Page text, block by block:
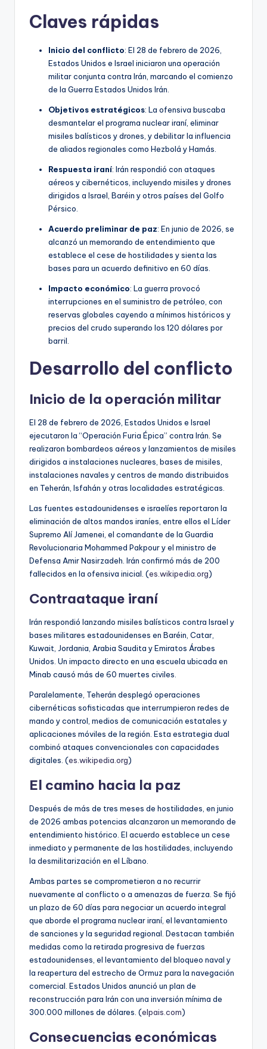
Claves rápidas
Inicio del conflicto: El 28 de febrero de 2026,
Estados Unidos e Israel iniciaron una operación
militar conjunta contra Irán, marcando el comienzo
de la Guerra Estados Unidos Irán.
Objetivos estratégicos: La ofensiva buscaba
desmantelar el programa nuclear iraní, eliminar
misiles balísticos y drones, y debilitar la influencia
de aliados regionales como Hezbolá y Hamás.
Respuesta iraní: Irán respondió con ataques
aéreos y cibernéticos, incluyendo misiles y drones
dirigidos a Israel, Baréin y otros países del Golfo
Pérsico.
Acuerdo preliminar de paz: En junio de 2026, se
alcanzó un memorando de entendimiento que
establece el cese de hostilidades y sienta las
bases para un acuerdo definitivo en 60 días.
Impacto económico: La guerra provocó
interrupciones en el suministro de petróleo, con
reservas globales cayendo a mínimos históricos y
precios del crudo superando los 120 dólares por
barril.
Desarrollo del conflicto
Inicio de la operación militar
El 28 de febrero de 2026, Estados Unidos e Israel
ejecutaron la “Operación Furia Épica” contra Irán. Se
realizaron bombardeos aéreos y lanzamientos de misiles
dirigidos a instalaciones nucleares, bases de misiles,
instalaciones navales y centros de mando distribuidos
en Teherán, Isfahán y otras localidades estratégicas.
Las fuentes estadounidenses e israelíes reportaron la
eliminación de altos mandos iraníes, entre ellos el Líder
Supremo Alí Jamenei, el comandante de la Guardia
Revolucionaria Mohammed Pakpour y el ministro de
Defensa Amir Nasirzadeh. Irán confirmó más de 200
fallecidos en la ofensiva inicial. (es.wikipedia.org)
Contraataque iraní
Irán respondió lanzando misiles balísticos contra Israel y
bases militares estadounidenses en Baréin, Catar,
Kuwait, Jordania, Arabia Saudita y Emiratos Árabes
Unidos. Un impacto directo en una escuela ubicada en
Minab causó más de 60 muertes civiles.
Paralelamente, Teherán desplegó operaciones
cibernéticas sofisticadas que interrumpieron redes de
mando y control, medios de comunicación estatales y
aplicaciones móviles de la región. Esta estrategia dual
combinó ataques convencionales con capacidades
digitales. (es.wikipedia.org)
El camino hacia la paz
Después de más de tres meses de hostilidades, en junio
de 2026 ambas potencias alcanzaron un memorando de
entendimiento histórico. El acuerdo establece un cese
inmediato y permanente de las hostilidades, incluyendo
la desmilitarización en el Líbano.
Ambas partes se comprometieron a no recurrir
nuevamente al conflicto o a amenazas de fuerza. Se fijó
un plazo de 60 días para negociar un acuerdo integral
que aborde el programa nuclear iraní, el levantamiento
de sanciones y la seguridad regional. Destacan también
medidas como la retirada progresiva de fuerzas
estadounidenses, el levantamiento del bloqueo naval y
la reapertura del estrecho de Ormuz para la navegación
comercial. Estados Unidos anunció un plan de
reconstrucción para Irán con una inversión mínima de
300.000 millones de dólares. (elpais.com)
Consecuencias económicas